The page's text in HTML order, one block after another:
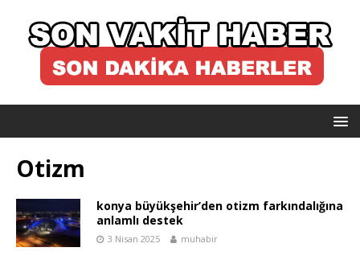
Otizm
konya büyükşehir’den otizm farkındalığına
anlamlı destek
3 Nisan 2025 muhabir